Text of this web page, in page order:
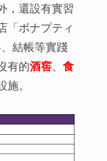
，還設有實習
「ボナプティ
結帳等實踐
有的酒窖、 食
。